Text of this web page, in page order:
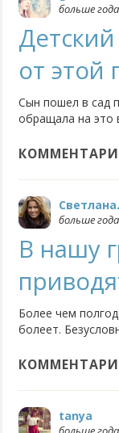
больше
от этой
Сын пошел в сад
обращала на это
идеален. Я бы
больше
В нашу
Более чем
болеет.
полного
tanya